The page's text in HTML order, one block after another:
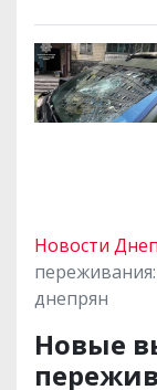
Новости
днепрян
Новые